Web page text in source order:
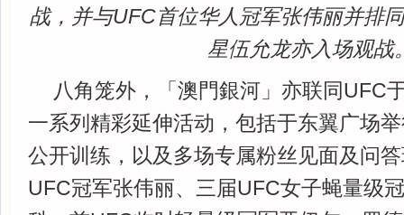
战，并与UFC首位华人冠军张伟丽并排
星伍允龙亦入场观战
八角笼外，「澳門銀河」亦联同UFC
一系列精彩延伸活动，包括于东翼广场
公开训练，以及多场专属粉丝见面及问
UFC冠军张伟丽、三届UFC女子蝇量级